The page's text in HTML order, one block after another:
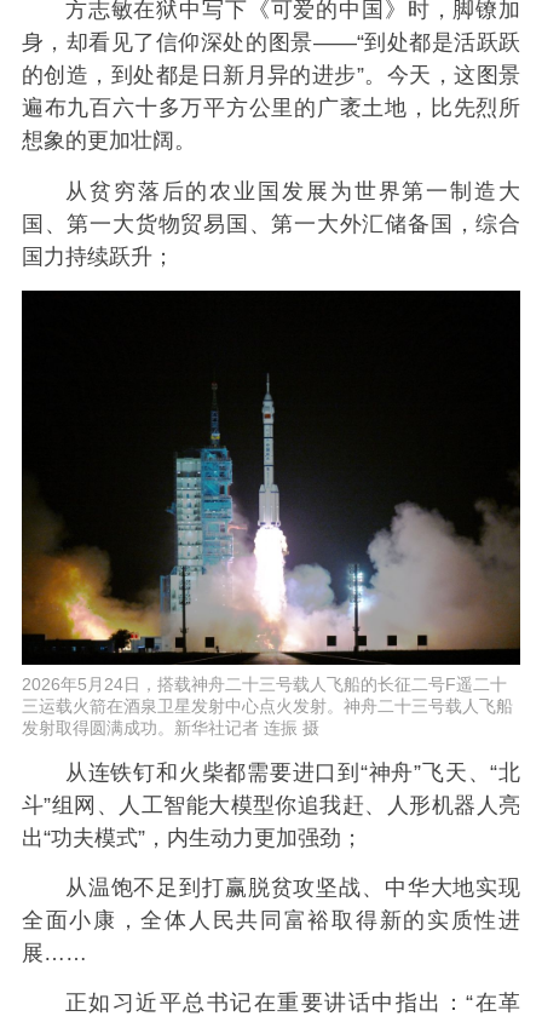
方志敏在狱中写下《可爱的中国》时，脚镣加
身，却看见了信仰深处的图景——“到处都是活跃跃
的创造，到处都是日新月异的进步”。今天，这图景
遍布九百六十多万平方公里的广袤土地，比先烈所
想象的更加壮阔。
从贫穷落后的农业国发展为世界第一制造大
国、第一大货物贸易国、第一大外汇储备国，综合
国力持续跃升；
2026年5月24日，搭载神舟二十三号载人飞船的长征二号F遥二十
三运载火箭在酒泉卫星发射中心点火发射。神舟二十三号载人飞船
发射取得圆满成功。新华社记者 连振 摄
从连铁钉和火柴都需要进口到“神舟”飞天、“北
斗”组网、人工智能大模型你追我赶、人形机器人亮
出“功夫模式”，内生动力更加强劲；
从温饱不足到打赢脱贫攻坚战、中华大地实现
全面小康，全体人民共同富裕取得新的实质性进
展……
正如习近平总书记在重要讲话中指出：“在革